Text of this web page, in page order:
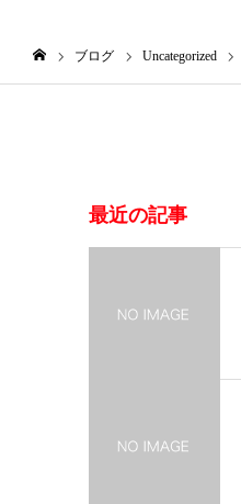
ブログ Uncategorized
最近の記事